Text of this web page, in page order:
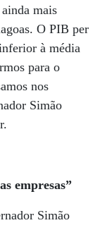
mais
O PIB per
à média
para o
nos
Simão
empresas”
Simão